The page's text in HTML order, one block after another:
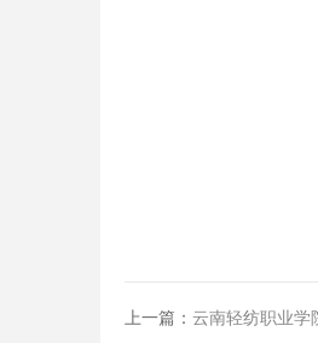
上一篇： 云南轻纺职业学